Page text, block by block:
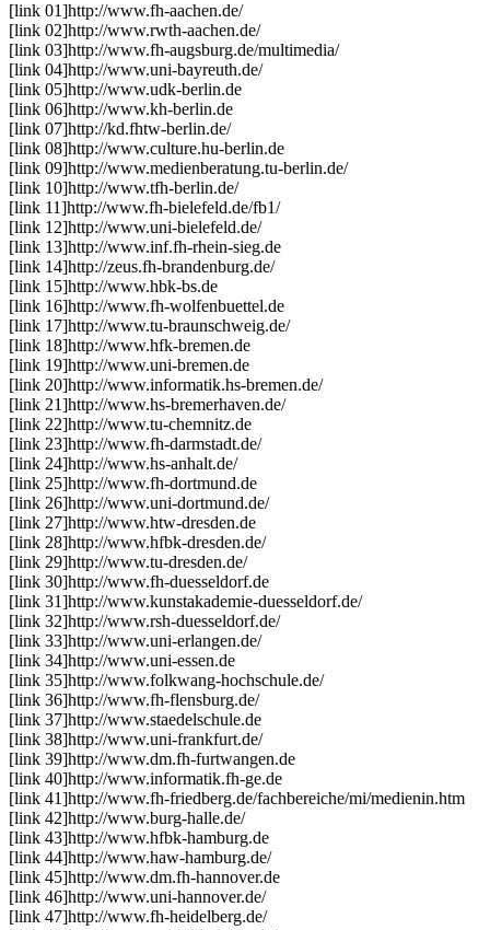
[link 01]http://www.fh-aachen.de/
[link 02]http://www.rwth-aachen.de/
[link 03]http://www.fh-augsburg.de/multimedia/
[link 04]http://www.uni-bayreuth.de/
[link 05]http://www.udk-berlin.de
[link 06]http://www.kh-berlin.de
[link 07]http://kd.fhtw-berlin.de/
[link 08]http://www.culture.hu-berlin.de
[link 09]http://www.medienberatung.tu-berlin.de/
[link 10]http://www.tfh-berlin.de/
[link 11]http://www.fh-bielefeld.de/fb1/
[link 12]http://www.uni-bielefeld.de/
[link 13]http://www.inf.fh-rhein-sieg.de
[link 14]http://zeus.fh-brandenburg.de/
[link 15]http://www.hbk-bs.de
[link 16]http://www.fh-wolfenbuettel.de
[link 17]http://www.tu-braunschweig.de/
[link 18]http://www.hfk-bremen.de
[link 19]http://www.uni-bremen.de
[link 20]http://www.informatik.hs-bremen.de/
[link 21]http://www.hs-bremerhaven.de/
[link 22]http://www.tu-chemnitz.de
[link 23]http://www.fh-darmstadt.de/
[link 24]http://www.hs-anhalt.de/
[link 25]http://www.fh-dortmund.de
[link 26]http://www.uni-dortmund.de/
[link 27]http://www.htw-dresden.de
[link 28]http://www.hfbk-dresden.de/
[link 29]http://www.tu-dresden.de/
[link 30]http://www.fh-duesseldorf.de
[link 31]http://www.kunstakademie-duesseldorf.de/
[link 32]http://www.rsh-duesseldorf.de/
[link 33]http://www.uni-erlangen.de/
[link 34]http://www.uni-essen.de
[link 35]http://www.folkwang-hochschule.de/
[link 36]http://www.fh-flensburg.de/
[link 37]http://www.staedelschule.de
[link 38]http://www.uni-frankfurt.de/
[link 39]http://www.dm.fh-furtwangen.de
[link 40]http://www.informatik.fh-ge.de
[link 41]http://www.fh-friedberg.de/fachbereiche/mi/medienin.htm
[link 42]http://www.burg-halle.de/
[link 43]http://www.hfbk-hamburg.de
[link 44]http://www.haw-hamburg.de/
[link 45]http://www.dm.fh-hannover.de
[link 46]http://www.uni-hannover.de/
[link 47]http://www.fh-heidelberg.de/